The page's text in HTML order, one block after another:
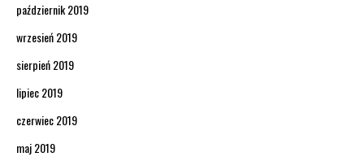
październik 2019
wrzesień 2019
sierpień 2019
lipiec 2019
czerwiec 2019
maj 2019